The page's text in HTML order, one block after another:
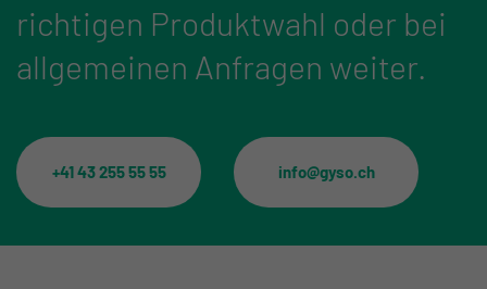
richtigen Produktwahl oder bei
allgemeinen Anfragen weiter.
+41 43 255 55 55 info@gyso.ch